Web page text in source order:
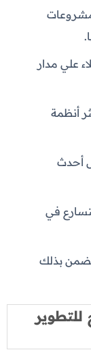
مشروعات
علي مدار
أنظمة
أحدث
في
بذلك